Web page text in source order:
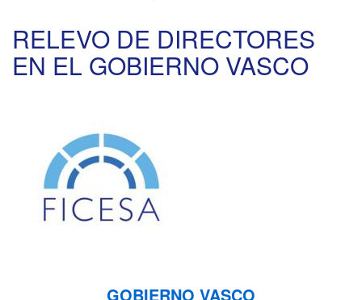
EN
LA
AGENCIA
RELEVO DE DIRECTORES
EN EL GOBIERNO VASCO
GOBIERNO VASCO